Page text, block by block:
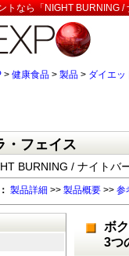
トなら「NIGHT BURNING
> 健康食品 > 製品 > ダイエッ
・フェイス
BURNING / ナイトバ
製品詳細 >> 製品概要 >> 参
ボ
3つ